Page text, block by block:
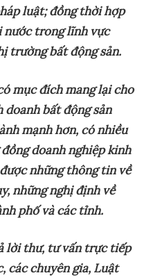
luật; đồng thời hợp
nước trong lĩnh vực
trường bất động sản.
mục đích mang lại cho
doanh bất động sản
mạnh hơn, có nhiều
doanh nghiệp kinh
những thông tin về
những nghị định về
phố và các tỉnh.
lời thư, tư vấn trực tiếp
các chuyên gia, Luật